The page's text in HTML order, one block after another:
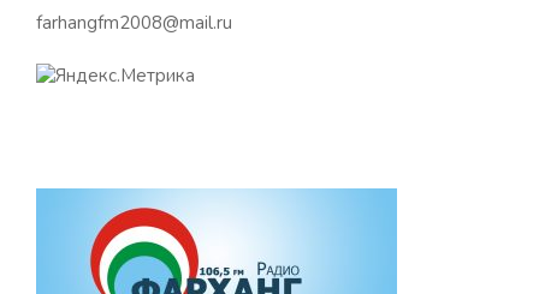
farhangfm2008@mail.ru